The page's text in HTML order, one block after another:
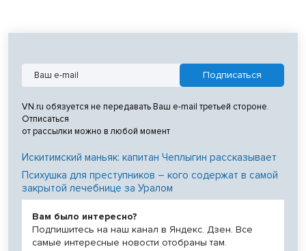
VN.ru обязуется не передавать Ваш e-mail третьей стороне.
Отписаться
от рассылки можно в любой момент
Искитимский маньяк: капитан Чеплыгин рассказывает
Психушка для преступников – кого содержат в самой
закрытой лечебнице за Уралом
Вам было интересно?
Подпишитесь на наш канал в Яндекс. Дзен. Все
самые интересные новости отобраны там.